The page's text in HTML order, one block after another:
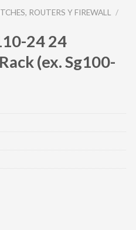
ROUTERS Y FIREWALL
/
24 24
(ex. Sg100-